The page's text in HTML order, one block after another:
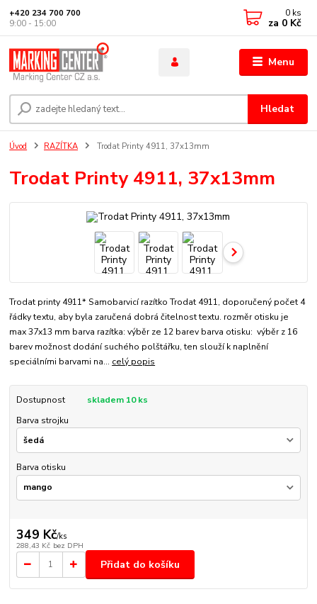
Menu
Hledat
+420 234 700 700
9:00 - 15:00
0 ks
za 0 Kč
Úvod RAZÍTKA Trodat Printy 4911, 37x13mm
Trodat Printy 4911, 37x13mm
Trodat printy 4911* Samobarvicí razítko Trodat 4911, doporučený počet 4
řádky textu, aby byla zaručená dobrá čitelnost textu. rozměr otisku je
max 37x13 mm barva razítka: výběr ze 12 barev barva otisku: výběr z 16
barev možnost dodání suchého polštářku, ten slouží k naplnění
speciálními barvami na... celý popis
Dostupnost
skladem 10 ks
Barva strojku
Barva otisku
349 Kč/ks
288,43 Kč bez DPH
Přidat do košíku